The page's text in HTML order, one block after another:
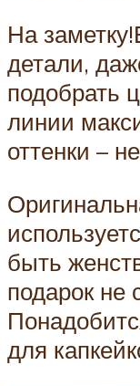
На
детали,
подобрать
линии
оттенки –
быть
подарок не
для